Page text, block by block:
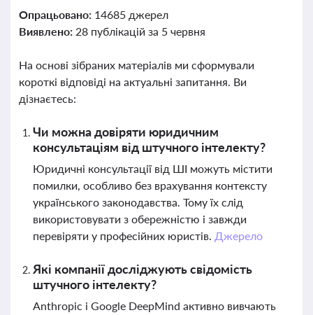
Опрацьовано: 14685 джерел
Виявлено: 28 публікацій за 5 червня
На основі зібраних матеріалів ми сформували
короткі відповіді на актуальні запитання. Ви
дізнаєтесь:
Чи можна довіряти юридичним
консультаціям від штучного інтелекту?
Юридичні консультації від ШІ можуть містити
помилки, особливо без врахування контексту
українського законодавства. Тому їх слід
використовувати з обережністю і завжди
перевіряти у професійних юристів. Джерело
Які компанії досліджують свідомість
штучного інтелекту?
Anthropic і Google DeepMind активно вивчають